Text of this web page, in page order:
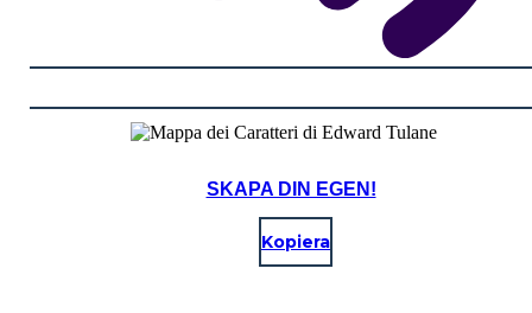
SKAPA DIN EGEN!
Kopiera